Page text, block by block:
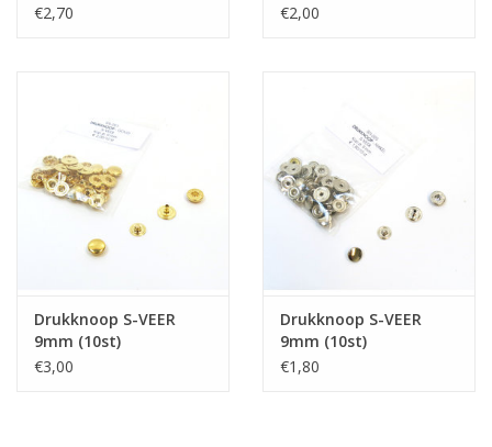
€2,70
€2,00
Drukknoop S-VEER
9mm (10st)
€3,00
Drukknoop S-VEER
9mm (10st)
€1,80